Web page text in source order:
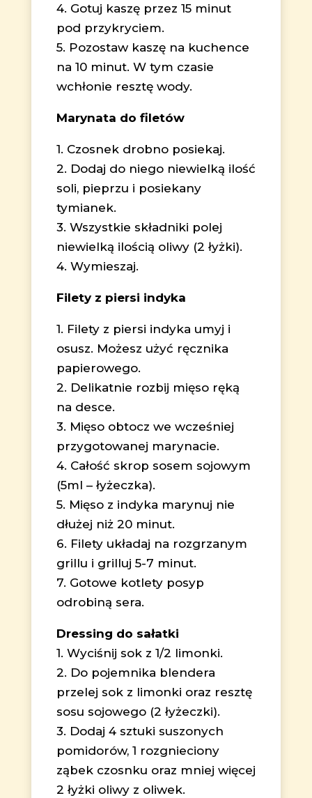
4. Gotuj kaszę przez 15 minut
pod przykryciem.
5. Pozostaw kaszę na kuchence
na 10 minut. W tym czasie
wchłonie resztę wody.
Marynata do filetów
1. Czosnek drobno posiekaj.
2. Dodaj do niego niewielką ilość
soli, pieprzu i posiekany
tymianek.
3. Wszystkie składniki polej
niewielką ilością oliwy (2 łyżki).
4. Wymieszaj.
Filety z piersi indyka
1. Filety z piersi indyka umyj i
osusz. Możesz użyć ręcznika
papierowego.
2. Delikatnie rozbij mięso ręką
na desce.
3. Mięso obtocz we wcześniej
przygotowanej marynacie.
4. Całość skrop sosem sojowym
(5ml – łyżeczka).
5. Mięso z indyka marynuj nie
dłużej niż 20 minut.
6. Filety układaj na rozgrzanym
grillu i grilluj 5-7 minut.
7. Gotowe kotlety posyp
odrobiną sera.
Dressing do sałatki
1. Wyciśnij sok z 1/2 limonki.
2. Do pojemnika blendera
przelej sok z limonki oraz resztę
sosu sojowego (2 łyżeczki).
3. Dodaj 4 sztuki suszonych
pomidorów, 1 rozgnieciony
ząbek czosnku oraz mniej więcej
2 łyżki oliwy z oliwek.